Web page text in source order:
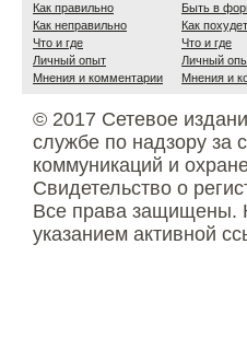
Как правильно
Как неправильно
Что и где
Личный опыт
Мнения и комментарии
Быть в
Как
Что и где
Личный
Мнения и
© 2017 Сетевое
службе по надзору за
коммуникаций и
Свидетельство о
Все права защищены.
указанием активной